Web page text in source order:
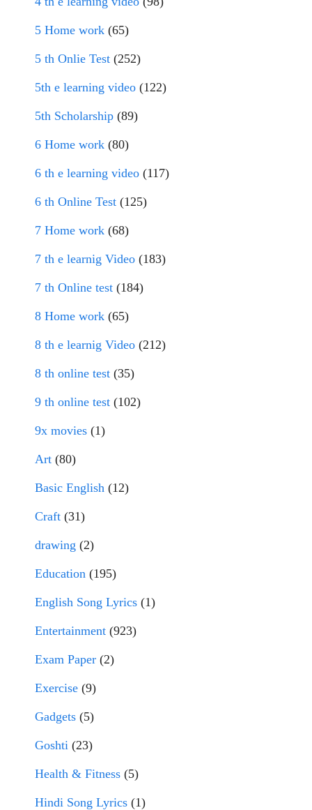
5 Home work (65)
5 th Onlie Test (252)
5th e learning video (122)
5th Scholarship (89)
6 Home work (80)
6 th e learning video (117)
6 th Online Test (125)
7 Home work (68)
7 th e learnig Video (183)
7 th Online test (184)
8 Home work (65)
8 th e learnig Video (212)
8 th online test (35)
9 th online test (102)
9x movies (1)
Art (80)
Basic English (12)
Craft (31)
drawing (2)
Education (195)
English Song Lyrics (1)
Entertainment (923)
Exam Paper (2)
Exercise (9)
Gadgets (5)
Goshti (23)
Health & Fitness (5)
Hindi Song Lyrics (1)